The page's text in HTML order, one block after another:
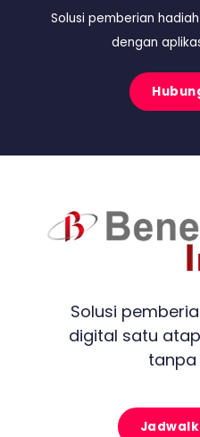
Solusi pemberian
dengan
Solusi
digital satu